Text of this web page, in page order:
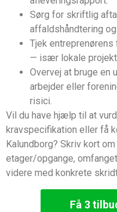
Sørg for skriftlig
affaldshåndtering
Tjek
— især lokale
Overvej at bruge en
arbejder eller
risici.
Vil du have hjælp til at
kravspecifikation eller få
Kalundborg? Skriv kort
etager/opgange,
videre med konkrete
Få 3